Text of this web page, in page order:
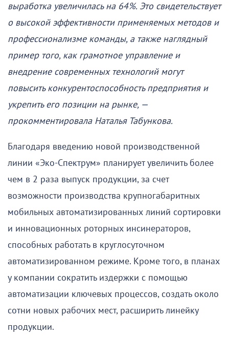
выработка увеличилась на 64%. Это свидетельствует
о высокой эффективности применяемых методов и
профессионализме команды, а также наглядный
пример того, как грамотное управление и
внедрение современных технологий могут
повысить конкурентоспособность предприятия и
укрепить его позиции на рынке, —
прокомментировала Наталья Табункова.
Благодаря введению новой производственной
линии «Эко-Спектрум» планирует увеличить более
чем в 2 раза выпуск продукции, за счет
возможности производства крупногабаритных
мобильных автоматизированных линий сортировки
и инновационных роторных инсинераторов,
способных работать в круглосуточном
автоматизированном режиме. Кроме того, в планах
у компании сократить издержки с помощью
автоматизации ключевых процессов, создать около
сотни новых рабочих мест, расширить линейку
продукции.